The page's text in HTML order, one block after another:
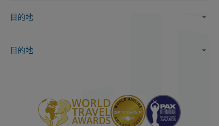
目的地
目的地